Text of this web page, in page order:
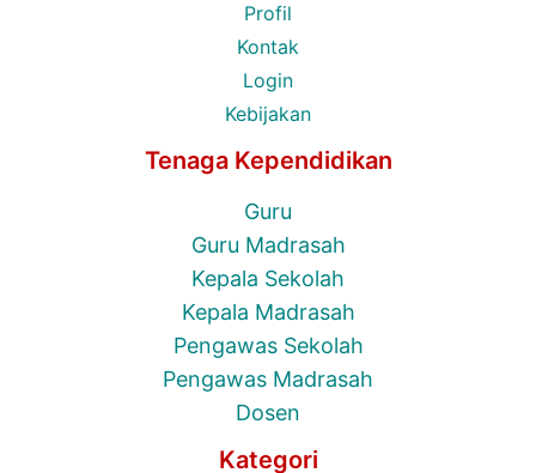
Profil
Kontak
Login
Kebijakan
Tenaga Kependidikan
Guru
Guru Madrasah
Kepala Sekolah
Kepala Madrasah
Pengawas Sekolah
Pengawas Madrasah
Dosen
Kategori